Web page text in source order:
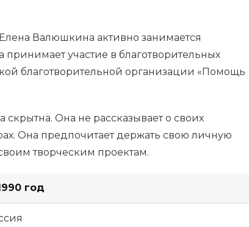
Валюшкина активно занимается
участие в благотворительных
благотворительной организации «Помощь
Она не рассказывает о своих
Она предпочитает держать свою личную
творческим проектам.
год